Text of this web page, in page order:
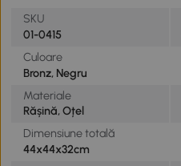
SKU
01-0415
Culoare
Bronz, Negru
Materiale
Rășină, Oțel
Dimensiune totală
44x44x32cm